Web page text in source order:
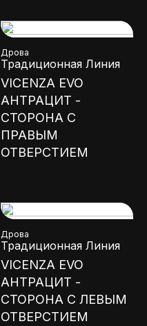
Дрова
Традиционная Линия
VICENZA EVO
АНТРАЦИТ -
СТОРОНА С
ПРАВЫМ
ОТВЕРСТИЕМ
Дрова
Традиционная Линия
VICENZA EVO
АНТРАЦИТ -
СТОРОНА С ЛЕВЫМ
ОТВЕРСТИЕМ